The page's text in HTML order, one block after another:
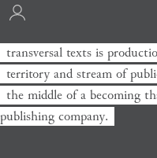
transversal texts is
territory and stream of
the middle of a becoming
publishing company.
transversal texts ist
Territorium und Strom der
die Mitte eines Werdens,